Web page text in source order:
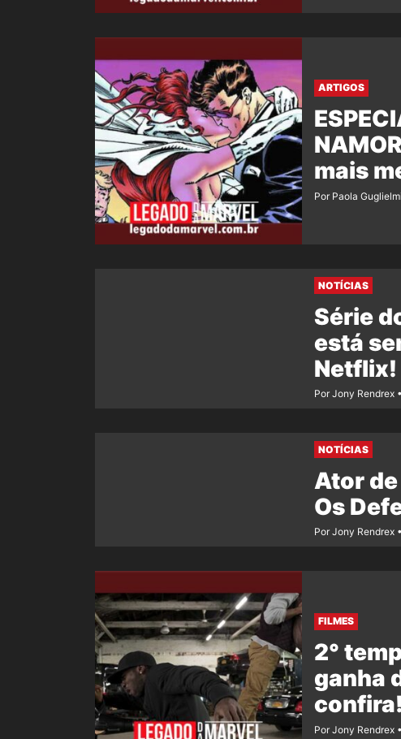
ARTIGOS
mais
Por Paola Guglielmi
NOTÍCIAS
Série
está
Netflix!
Por Jony Rendrex
NOTÍCIAS
Ator
Os
Por Jony Rendrex
FILMES
2°
ganha
confira!
Por Jony Rendrex